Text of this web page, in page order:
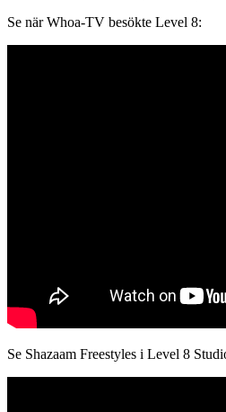
Se när Whoa-TV besökte Level 8:
Se Shazaam Freestyles i Level 8